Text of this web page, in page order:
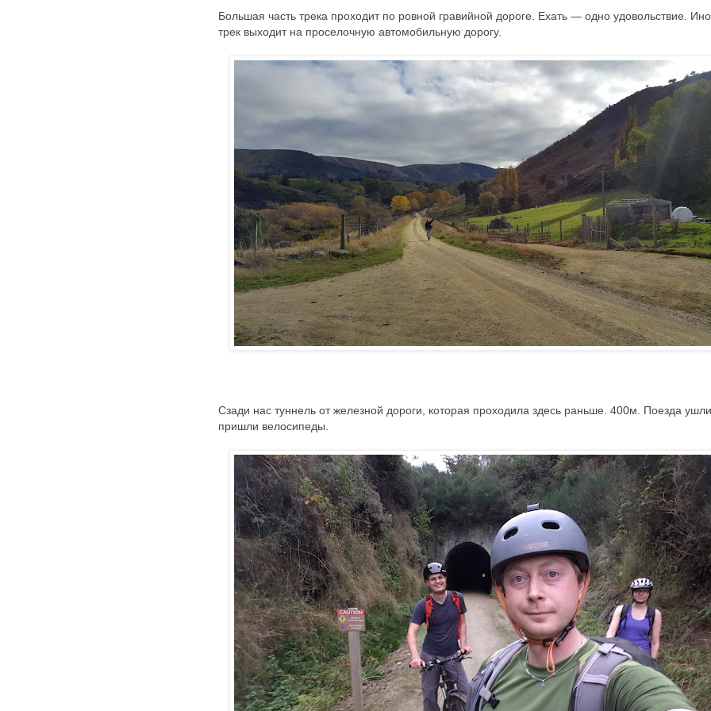
Большая часть трека проходит по ровной гравийной дороге. Ехать — одно удовольствие.
трек выходит на проселочную автомобильную дорогу.
Сзади нас туннель от железной дороги, которая проходила здесь раньше. 400м. Поезда
пришли велосипеды.